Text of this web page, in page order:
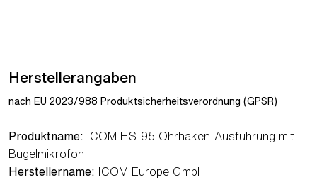
Herstellerangaben
nach EU 2023/988 Produktsicherheitsverordnung (GPSR)
Produktname: ICOM HS-95 Ohrhaken-Ausführung mit
Bügelmikrofon
Herstellername: ICOM Europe GmbH